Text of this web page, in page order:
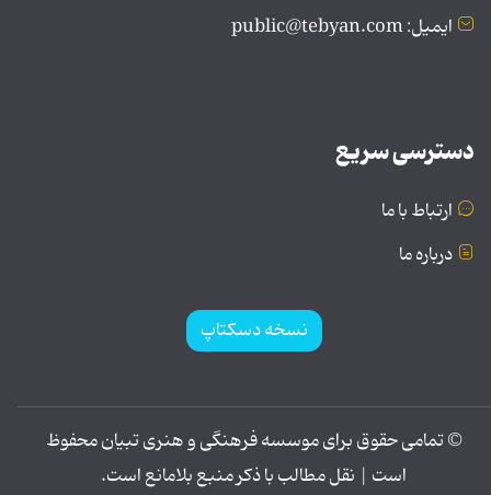
ایمیل: public@tebyan.com
دسترسی سریع
ارتباط با ما
درباره ما
نسخه دسکتاپ
© تمامی حقوق برای موسسه فرهنگی و هنری تبیان محفوظ
است | نقل مطالب با ذکر منبع بلامانع است.